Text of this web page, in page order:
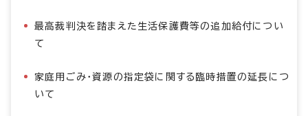
最高裁判決を踏まえた生活保護費等の追加給付につい
て
家庭用ごみ・資源の指定袋に関する臨時措置の延長につ
いて